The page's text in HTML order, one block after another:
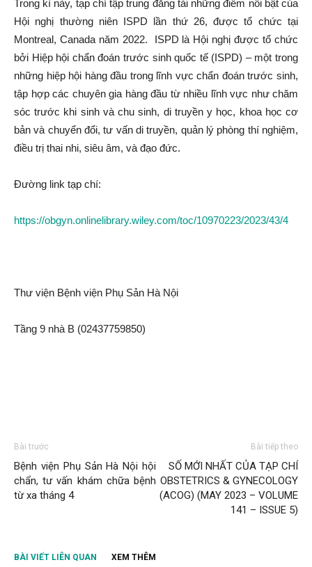
Trong kì này, tạp chí tập trung đăng tải những điểm nổi bật của
Hội nghị thường niên ISPD lần thứ 26, được tổ chức tại
Montreal, Canada năm 2022. ISPD là Hội nghị được tổ chức
bởi Hiệp hội chẩn đoán trước sinh quốc tế (ISPD) – một trong
những hiệp hội hàng đầu trong lĩnh vực chẩn đoán trước sinh,
tập hợp các chuyên gia hàng đầu từ nhiều lĩnh vực như chăm
sóc trước khi sinh và chu sinh, di truyền y học, khoa học cơ
bản và chuyển đổi, tư vấn di truyền, quản lý phòng thí nghiệm,
điều trị thai nhi, siêu âm, và đạo đức.
Đường link tạp chí:
https://obgyn.onlinelibrary.wiley.com/toc/10970223/2023/43/4
Thư viện Bệnh viện Phụ Sản Hà Nội
Tầng 9 nhà B (02437759850)
Bài trước
Bệnh viện Phụ Sản Hà Nội hội
chẩn, tư vấn khám chữa bệnh
từ xa tháng 4
Bài tiếp theo
SỐ MỚI NHẤT CỦA TẠP CHÍ
OBSTETRICS & GYNECOLOGY
(ACOG) (MAY 2023 – VOLUME
141 – ISSUE 5)
BÀI VIẾT LIÊN QUAN XEM THÊM